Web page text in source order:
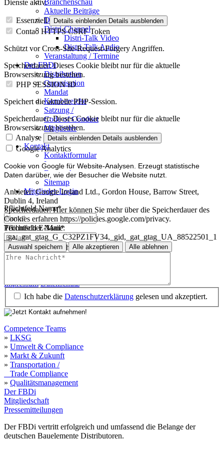
Branchenschau
Aktuelle Beiträge
Dossier – 20 Jahre FBDi
Distri-Channel
Distri-Talk Video
Distri-Talk Audio
Veranstaltung / Termine
Der FBDi
Distribution
Organisation
Mandat
Kernbereiche
Satzung /
Code of Conduct
Mitglieder
Mitglied werden
Kontakt
Kontaktformular
Impressum
Datenschutz
Sitemap
Mitglieder-Login
PflichtfeldName*
PflichtfeldE-Mail*
PflichtfeldIhre Nachricht *
Ich habe die Datenschutzerklärung gelesen und akzeptiert.
Competence Teams
» LKSG
» Umwelt & Compliance
» Markt & Zukunft
» Transportation /
Trade Compliance
» Qualitätsmanagement
Der FBDi
Mitgliedschaft
Pressemitteilungen
Der FBDi vertritt erfolgreich und umfassend die Belange der
deutschen Bauelemente Distributoren.
Dienste aktiv.
Essenziell Details einblenden Details ausblenden
Contao HTTPS CSRF Token
Schützt vor Cross-Site-Request-Forgery Angriffen.
Speicherdauer:Dieses Cookie bleibt nur für die aktuelle
Browsersitzung bestehen.
PHP SESSION ID
Speichert die aktuelle PHP-Session.
Speicherdauer:Dieses Cookie bleibt nur für die aktuelle
Browsersitzung bestehen.
Analyse
Details einblenden Details ausblenden
Google Analytics
Cookie von Google für Website-Analysen. Erzeugt statistische
Daten darüber, wie der Besucher die Website nutzt.
Anbieter:Google Ireland Ltd., Gordon House, Barrow Street,
Dublin 4, Ireland
Speicherdauer:Hier können Sie mehr über die Speicherdauer des
Cookies erfahren https://policies.google.com/privacy.
Technischer Name:
_ga,_gat_gtag_G_C32PZ1FV34,_gid,_gat_gtag_UA_88522501_1
Auswahl speichern Alle akzeptieren Alle ablehnen
Impressum Datenschutz